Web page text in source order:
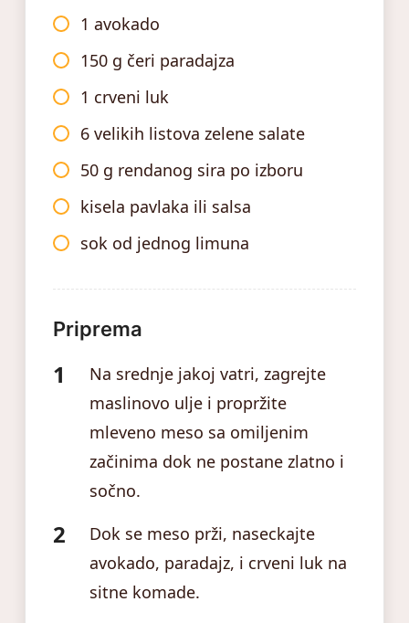
1 avokado
150 g čeri paradajza
1 crveni luk
6 velikih listova zelene salate
50 g rendanog sira po izboru
kisela pavlaka ili salsa
sok od jednog limuna
Priprema
Na srednje jakoj vatri, zagrejte
maslinovo ulje i propržite
mleveno meso sa omiljenim
začinima dok ne postane zlatno i
sočno.
Dok se meso prži, naseckajte
avokado, paradajz, i crveni luk na
sitne komade.